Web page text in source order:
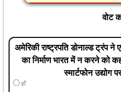
वोट
अमेरिकी राष्ट्रपति डोनाल्ड
का निर्माण भारत में न करने को
स्मार्टफोन उद्योग
हाँ